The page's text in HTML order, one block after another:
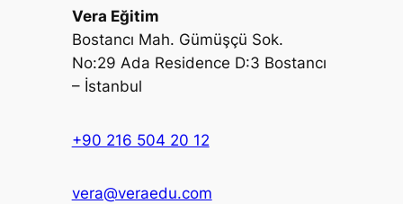
Vera Eğitim
Bostancı Mah. Gümüşçü Sok.
No:29 Ada Residence D:3 Bostancı
– İstanbul
+90 216 504 20 12
vera@veraedu.com